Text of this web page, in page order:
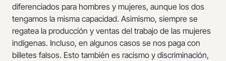
diferenciados para hombres y mujeres, aunque los dos
tengamos la misma capacidad. Asimismo, siempre se
regatea la producción y ventas del trabajo de las mujeres
indígenas. Incluso, en algunos casos se nos paga con
billetes falsos. Esto también es racismo y discriminación,